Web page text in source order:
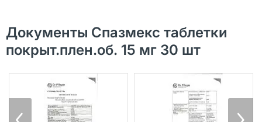
Документы Спазмекс таблетки
покрыт.плен.об. 15 мг 30 шт